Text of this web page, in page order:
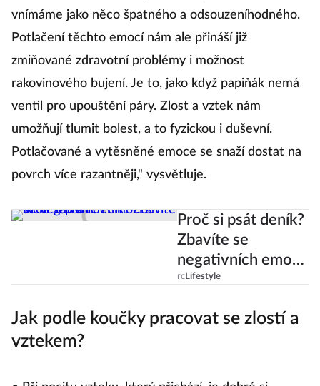
vnímáme jako něco špatného a odsouzeníhodného.
Potlačení těchto emocí nám ale přináší již
zmiňované zdravotní problémy i možnost
rakovinového bujení. Je to, jako když papiňák nemá
ventil pro upouštění páry. Zlost a vztek nám
umožňují tlumit bolest, a to fyzickou i duševní.
Potlačované a vytěsněné emoce se snaží dostat na
povrch více razantněji," vysvětluje.
Proč si psát deník?
Zbavíte se
negativních emocí
a uleví se vám!
rcLifestyle
Jak podle koučky pracovat se zlostí a
vztekem?